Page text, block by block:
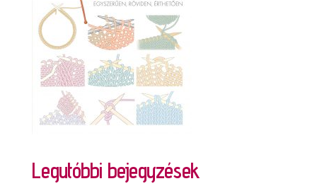
Legutóbbi bejegyzések